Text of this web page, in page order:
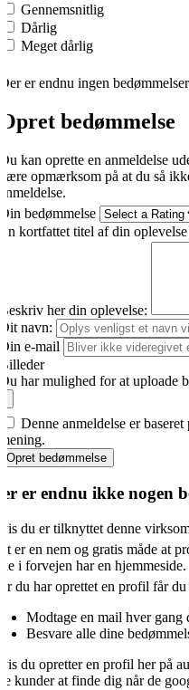
Gennemsnitlig
Dårlig
Meget dårlig
er endnu ingen
bedømmelse
kan oprette en anmeldelse
opmærksom på at du så
bedømmelse
kortfattet titel af din oplevelse
her din oplevelse:
navn:
e-mail
har mulighed for at uploade
Denne anmeldelse er
Opret bedømmelse
er endnu ikke nogen
du er tilknyttet denne
er en nem og gratis måde at
i forvejen har en hjemmeside.
du har oprettet en profil får
Modtage en mail hver gang
Besvare alle dine
du opretter en profil her på
kunder at finde dig når de